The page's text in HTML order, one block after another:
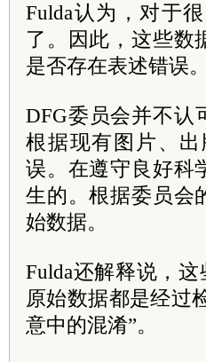
Fulda认为，对于
了。因此，这些数
是否存在表述错误。
DFG委员会并不认
根据现有图片、
误。在遵守良好科
生的。根据委员会
始数据。
Fulda还解释说，
原始数据都是经过
意中的混淆”。